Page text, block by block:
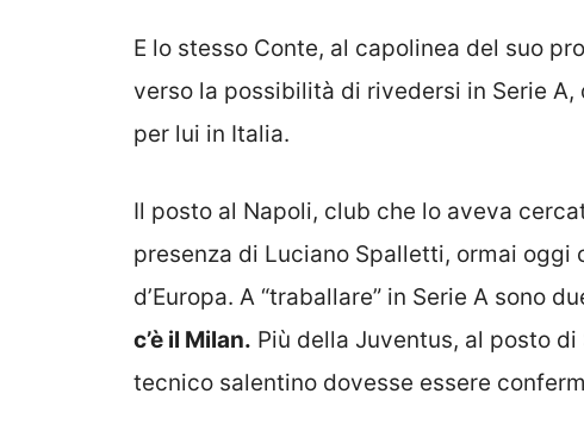
E lo stesso Conte, al capolinea del suo
verso la possibilità di rivedersi in Serie
per lui in Italia.
Il posto al Napoli, club che lo aveva
presenza di Luciano Spalletti, ormai
d’Europa. A “traballare” in Serie A sono
c’è il Milan. Più della Juventus, al posto
tecnico salentino dovesse essere